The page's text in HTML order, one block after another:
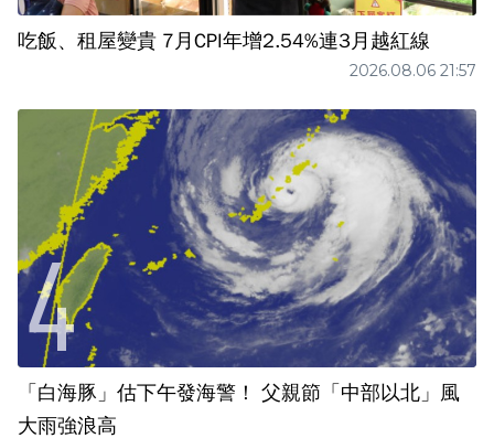
吃飯、租屋變貴 7月CPI年增2.54%連3月越紅線
2026.08.06 21:57
「白海豚」估下午發海警！ 父親節「中部以北」風
大雨強浪高